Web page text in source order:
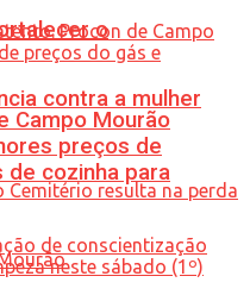
o
contra a mulher
Campo Mourão
preços de
cozinha para